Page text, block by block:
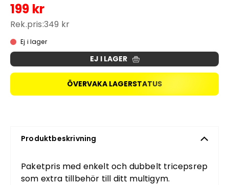
199 kr
Rek.pris:349 kr
Ej i lager
EJ I LAGER
ÖVERVAKA LAGERSTATUS
Produktbeskrivning
Paketpris med enkelt och dubbelt tricepsrep
som extra tillbehör till ditt multigym.